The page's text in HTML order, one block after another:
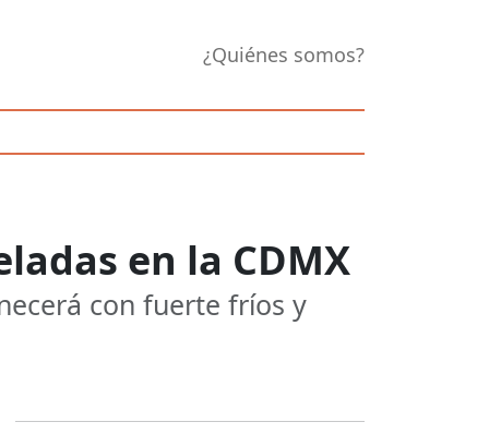
¿Quiénes somos?
en la CDMX
con fuerte fríos y